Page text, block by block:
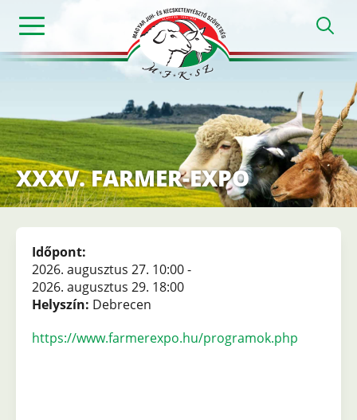
és
Kecsketenyésztő
Szövetség
XXXV. FARMER-EXPO
Időpont
2026. augusztus 27. 10:00-
2026. augusztus 29. 18:00
Helyszín Debrecen
https://www.farmerexpo.hu/programok.php